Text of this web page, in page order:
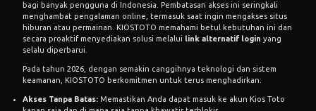
bagi banyak pengguna di Indonesia. Pembatasan akses ini seringkali
menghambat pengalaman online, termasuk saat ingin mengakses situs
hiburan atau permainan. KIOSTOTO memahami betul kebutuhan ini dan
secara proaktif menyediakan solusi melalui link alternatif login yang
selalu diperbarui.
Pada tahun 2026, dengan semakin canggihnya teknologi dan sistem
keamanan, KIOSTOTO berkomitmen untuk terus menghadirkan:
Akses Tanpa Batas: Memastikan Anda dapat masuk ke akun Kios Toto